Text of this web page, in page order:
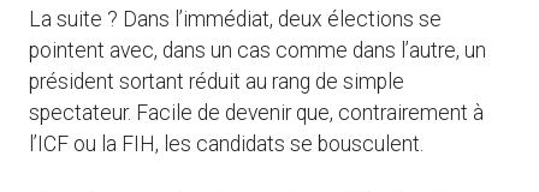
La suite ? Dans l’immédiat, deux élections se
pointent avec, dans un cas comme dans l’autre, un
président sortant réduit au rang de simple
spectateur. Facile de devenir que, contrairement à
l’ICF ou la FIH, les candidats se bousculent.